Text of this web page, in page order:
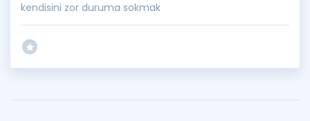
kendisini zor duruma sokmak